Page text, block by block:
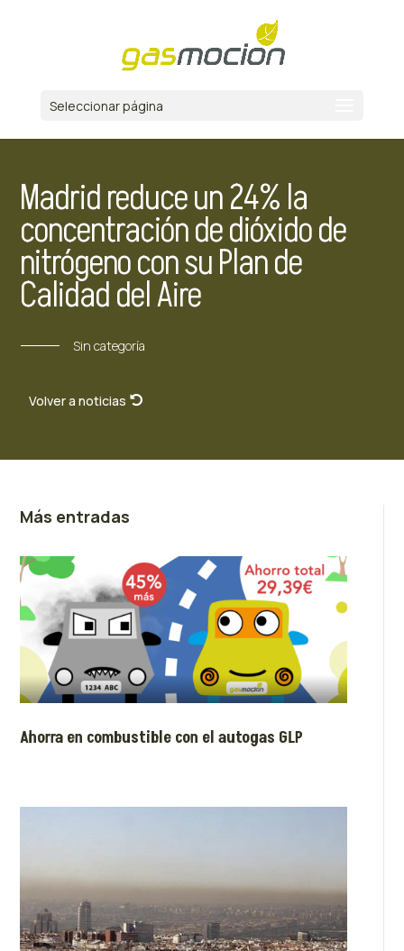
Seleccionar página
Madrid reduce un 24% la
concentración de dióxido de
nitrógeno con su Plan de
Calidad del Aire
Sin categoría
Volver a noticias
Más entradas
Ahorra en combustible con el autogas GLP